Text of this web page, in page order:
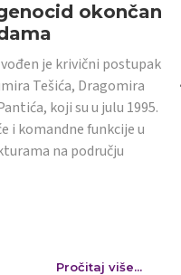
okončan
je krivični postupak
Tešića, Dragomira
koji su u julu 1995.
i komandne funkcije u
na području
Pročitaj više...